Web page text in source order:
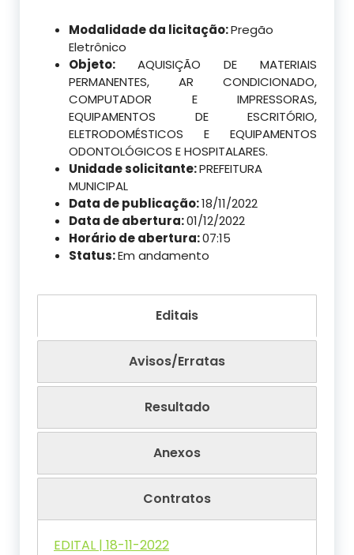
Modalidade da licitação:Pregão
Eletrônico
Objeto: AQUISIÇÃO DE MATERIAIS
PERMANENTES, AR CONDICIONADO,
COMPUTADOR E IMPRESSORAS,
EQUIPAMENTOS DE ESCRITÓRIO,
ELETRODOMÉSTICOS E EQUIPAMENTOS
ODONTOLÓGICOS E HOSPITALARES.
Unidade solicitante:PREFEITURA
MUNICIPAL
Data de publicação:18/11/2022
Data de abertura:01/12/2022
Horário de abertura:07:15
Status:Em andamento
Editais
Avisos/Erratas
Resultado
Anexos
Contratos
EDITAL | 18-11-2022